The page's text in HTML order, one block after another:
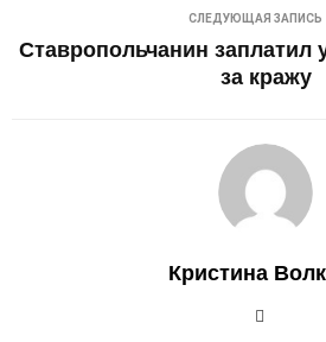
СЛЕДУЮЩАЯ ЗАПИСЬ
Ставропольчанин
за кражу
Кристина